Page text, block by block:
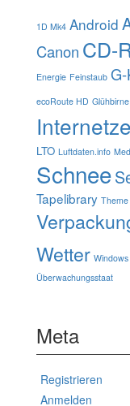
1D Mk4 Android
Canon CD-
Energie Feinstaub
ecoRoute HD Glühbirne
LTO Luftdaten.info
Schnee
Tapelibrary Theme
Wetter Windows
Überwachungsstaat
Meta
Registrieren
Anmelden